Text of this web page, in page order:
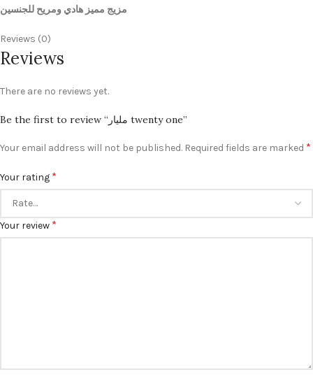
مزيج مميز هادي ومريح للجنسين
Reviews (0)
Reviews
There are no reviews yet.
Be the first to review “مليار twenty one”
Your email address will not be published. Required fields are marked *
Your rating *
Your review *